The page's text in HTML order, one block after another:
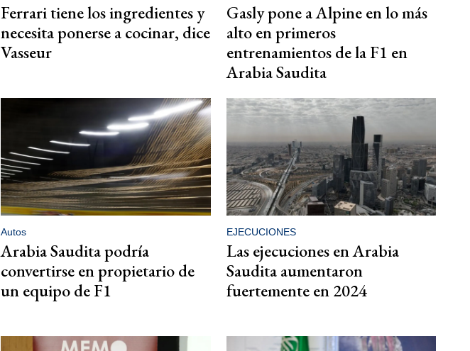
Ferrari tiene los ingredientes y
necesita ponerse a cocinar, dice
Vasseur
Gasly pone a Alpine en lo más
alto en primeros
entrenamientos de la F1 en
Arabia Saudita
Autos
Arabia Saudita podría
convertirse en propietario de
un equipo de F1
EJECUCIONES
Las ejecuciones en Arabia
Saudita aumentaron
fuertemente en 2024